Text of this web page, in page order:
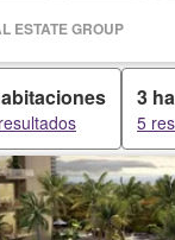
privada
ESTATE GROUP
3
5